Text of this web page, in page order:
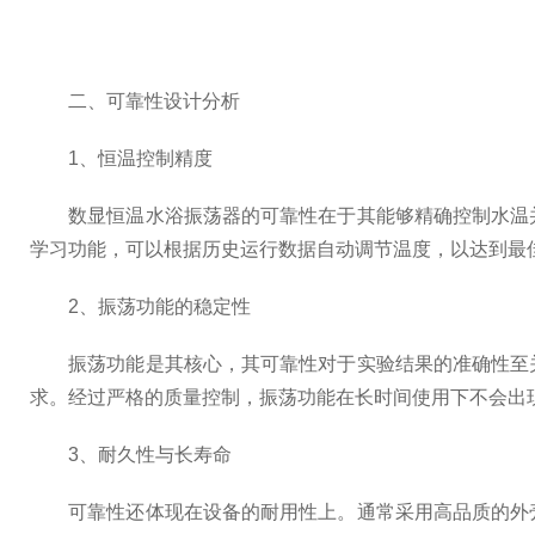
二、可靠性设计分析
1、恒温控制精度
数显恒温水浴振荡器的可靠性在于其能够精确控制水温
学习功能，可以根据历史运行数据自动调节温度，以达到最
2、振荡功能的稳定性
振荡功能是其核心，其可靠性对于实验结果的准确性至
求。经过严格的质量控制，振荡功能在长时间使用下不会出
3、耐久性与长寿命
可靠性还体现在设备的耐用性上。通常采用高品质的外